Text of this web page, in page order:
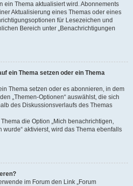
ein Thema aktualisiert wird. Abonnements
Aktualisierung eines Themas oder eines
für Lesezeichen und
Bereich unter „Benachrichtigungen
ein Thema setzen oder ein Thema
Thema setzen oder es abonnieren, in dem
„Themen-Optionen“ auswählst, die sich
des Diskussionsverlaufs des Themas
die Option „Mich benachrichtigen,
aktivierst, wird das Thema ebenfalls
im Forum den Link „Forum